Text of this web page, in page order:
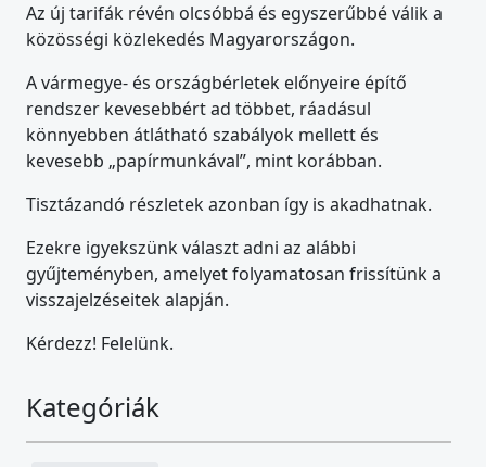
Az új tarifák révén olcsóbbá és egyszerűbbé válik a
közösségi közlekedés Magyarországon.
A vármegye- és országbérletek előnyeire építő
rendszer kevesebbért ad többet, ráadásul
könnyebben átlátható szabályok mellett és
kevesebb „papírmunkával”, mint korábban.
Tisztázandó részletek azonban így is akadhatnak.
Ezekre igyekszünk választ adni az alábbi
gyűjteményben, amelyet folyamatosan frissítünk a
visszajelzéseitek alapján.
Kérdezz! Felelünk.
Kategóriák